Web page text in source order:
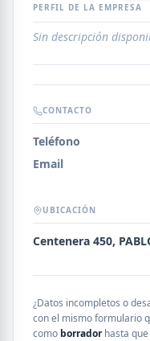
PERFIL DE LA EMPRESA
Sin descripción
CONTACTO
Teléfono
Email
UBICACIÓN
Centenera 450,
¿Datos incompletos o
con el mismo formulario
como borradorhasta